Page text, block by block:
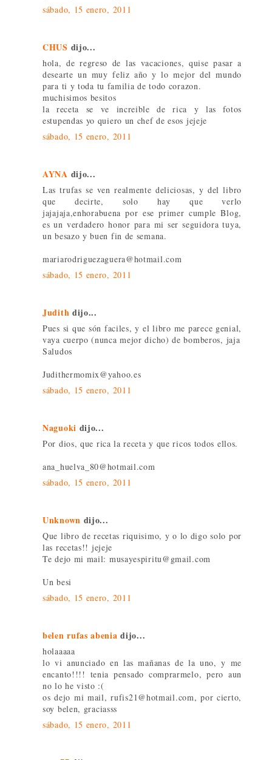
sábado, 15 enero, 2011
CHUS dijo...
hola, de regreso de las vacaciones, quise pasar a
desearte un muy feliz año y lo mejor del mundo
para ti y toda tu familia de todo corazon.
muchisimos besitos
la receta se ve increible de rica y las fotos
estupendas yo quiero un chef de esos jejeje
sábado, 15 enero, 2011
AYNA dijo...
Las trufas se ven realmente deliciosas, y del libro
que decirte, solo hay que verlo
jajajaja,enhorabuena por ese primer cumple Blog,
es un verdadero honor para mi ser seguidora tuya,
un besazo y buen fin de semana.
mariarodriguezaguera@hotmail.com
sábado, 15 enero, 2011
Judith dijo...
Pues si que són faciles, y el libro me parece genial,
vaya cuerpo (nunca mejor dicho) de bomberos, jaja
Saludos
Judithermomix@yahoo.es
sábado, 15 enero, 2011
Naguoki dijo...
Por dios, que rica la receta y que ricos todos ellos.
ana_huelva_80@hotmail.com
sábado, 15 enero, 2011
Unknown dijo...
Que libro de recetas riquisimo, y o lo digo solo por
las recetas!! jejeje
Te dejo mi mail: musayespiritu@gmail.com
Un besi
sábado, 15 enero, 2011
belen rufas abenia dijo...
holaaaaa
lo vi anunciado en las mañanas de la uno, y me
encanto!!!! tenia pensado comprarmelo, pero aun
no lo he visto :(
os dejo mi mail, rufis21@hotmail.com, por cierto,
soy belen, graciasss
sábado, 15 enero, 2011